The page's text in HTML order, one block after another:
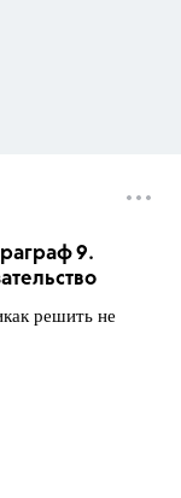
9.
решить не